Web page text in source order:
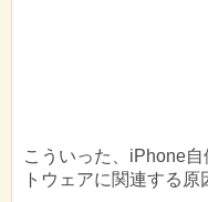
こういった、iPhone
トウェアに関連する原